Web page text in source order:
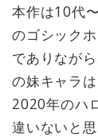
本作は10代
のゴシック
でありなが
の妹キャラ
2020年のハ
違いないと思